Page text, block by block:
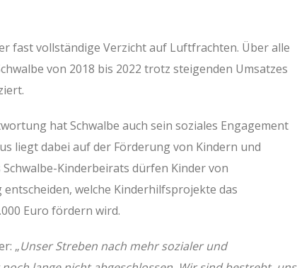
fast vollständige Verzicht auf Luftfrachten. Über alle
von 2018 bis 2022 trotz steigenden Umsatzes
hat Schwalbe auch sein soziales Engagement
liegt dabei auf der Förderung von Kindern und
Kinderbeirats dürfen Kinder von
welche Kinderhilfsprojekte das
Euro fördern wird.
„Unser Streben nach mehr sozialer und